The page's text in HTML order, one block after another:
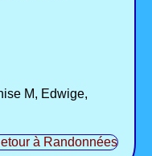
M, Edwige,
à Randonnées